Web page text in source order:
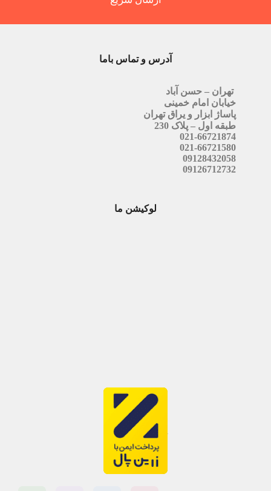
آدرس و تماس باما
تهران – حسن آباد
خیابان امام خمینی
پاساژ ابزار و یراق تهران
طبقه اول – پلاک 230
021-66721874
021-66721580
09128432058
09126712732
لوکیشن ما